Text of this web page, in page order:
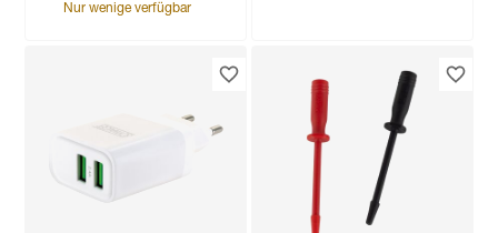
Nur wenige verfügbar